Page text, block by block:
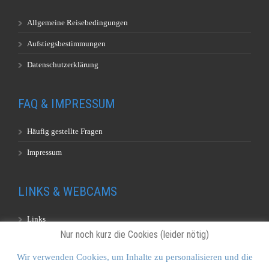
Allgemeine Reisebedingungen
Aufstiegsbestimmungen
Datenschutzerklärung
FAQ & IMPRESSUM
Häufig gestellte Fragen
Impressum
LINKS & WEBCAMS
Links
Nur noch kurz die Cookies (leider nötig)
Wir verwenden Cookies, um Inhalte zu personalisieren und die